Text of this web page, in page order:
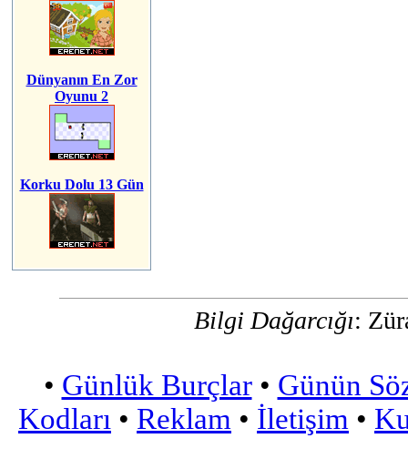
Dünyanın En Zor
Oyunu 2
Korku Dolu 13 Gün
Bilgi Dağarcığı:
• Günlük Burçlar• Günün
Kodları • Reklam • İletişim •